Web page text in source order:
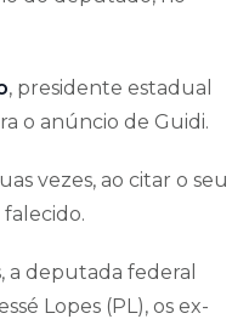
, presidente estadual
o anúncio de Guidi.
vezes, ao citar o seu
a deputada federal
Lopes (PL), os ex-